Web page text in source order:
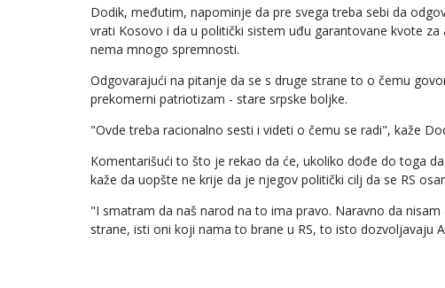
Dodik, međutim, napominje da pre svega treba sebi da
vrati Kosovo i da u politički sistem uđu garantovane kvote
nema mnogo spremnosti.
Odgovarajući na pitanje da se s druge strane to o čemu
prekomerni patriotizam - stare srpske boljke.
"Ovde treba racionalno sesti i videti o čemu se radi", kaže
Komentarišući to što je rekao da će, ukoliko dođe do toga
kaže da uopšte ne krije da je njegov politički cilj da se RS
"I smatram da naš narod na to ima pravo. Naravno da
strane, isti oni koji nama to brane u RS, to isto dozvoljavaju